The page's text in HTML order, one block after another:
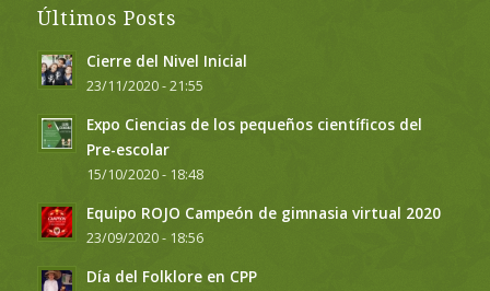
Últimos Posts
Cierre del Nivel Inicial
23/11/2020 - 21:55
Expo Ciencias de los pequeños científicos del
Pre-escolar
15/10/2020 - 18:48
Equipo ROJO Campeón de gimnasia virtual 2020
23/09/2020 - 18:56
Día del Folklore en CPP